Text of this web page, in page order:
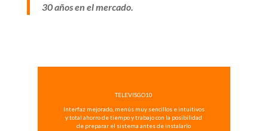
30 años en el mercado.
TELEVISGO10
Interfaz mejorado, menús muy sencillos e intuitivos
y total ahorro de tiempo y trabajo con la posibilidad
de preparar el sistema antes de instalarlo